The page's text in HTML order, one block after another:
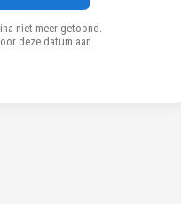
niet meer getoond.
deze datum aan.